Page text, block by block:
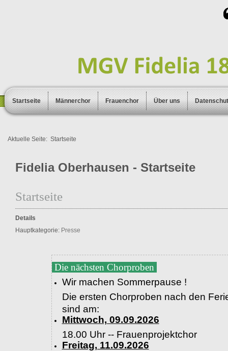
Startseite Männerchor Frauenchor Über uns
Aktuelle Seite: Startseite
Fidelia Oberhausen - Startseite
Startseite
Details
Hauptkategorie: Presse
Die nächsten Chorproben
Wir machen Sommerpause !
Die ersten Chorproben nach den
sind am:
Mittwoch, 09.09.2026
18.00 Uhr -- Frauenprojektchor
Freitag, 11.09.2026